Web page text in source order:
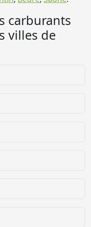
carburants
villes de